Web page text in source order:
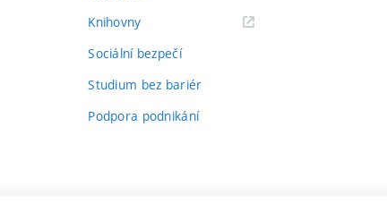
Knihovny(externí
Sociální bezpečí
Studium bez bariér
Podpora podnikání